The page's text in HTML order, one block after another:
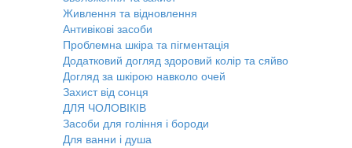
Живлення та відновлення
Антивікові засоби
Проблемна шкіра та пігментація
Додатковий догляд здоровий колір та сяйво
Догляд за шкірою навколо очей
Захист від сонця
ДЛЯ ЧОЛОВІКІВ
Засоби для гоління і бороди
Для ванни і душа